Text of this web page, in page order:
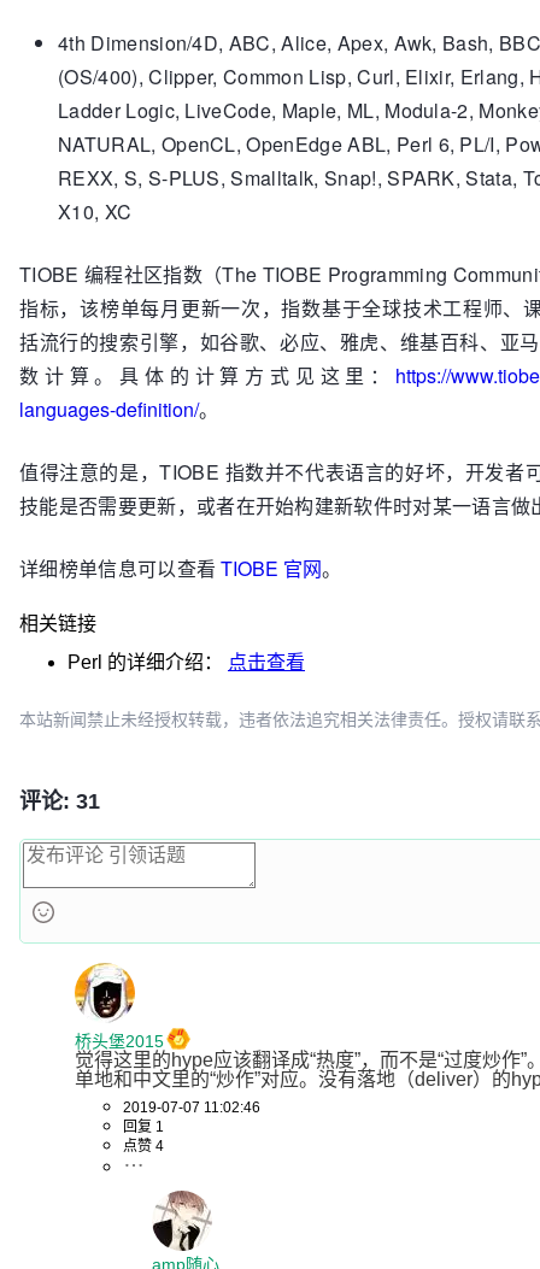
4th Dimension/4D, ABC, Alice, Apex, Awk, Bash,
(OS/400), Clipper, Common Lisp, Curl, Elixir, Erlang,
Ladder Logic, LiveCode, Maple, ML, Modula-2,
NATURAL, OpenCL, OpenEdge ABL, Perl 6, PL/I,
REXX, S, S-PLUS, Smalltalk, Snap!, SPARK, Stata,
X10, XC
TIOBE 编程社区指数（The TIOBE Programming
指标，该榜单每月更新一次，指数基于全球技术工程师、
括流行的搜索引擎，如谷歌、必应、雅虎、维基百科、亚
数计算。具体的计算方式见这里： https://
languages-definition/。
值得注意的是，TIOBE 指数并不代表语言的好坏，开发者
技能是否需要更新，或者在开始构建新软件时对某一语言做
详细榜单信息可以查看 TIOBE 官网。
相关链接
Perl 的详细介绍： 点击查看
本站新闻禁止未经授权转载，违者依法追究相关法律责任。授权请联
评论: 31
桥头堡2015
觉得这里的hype应该翻译成“热度”，而不是“过度炒作
单地和中文里的“炒作”对应。没有落地（deliver）的
2019-07-07 11:02:46
回复 1
点赞 4
amp随心